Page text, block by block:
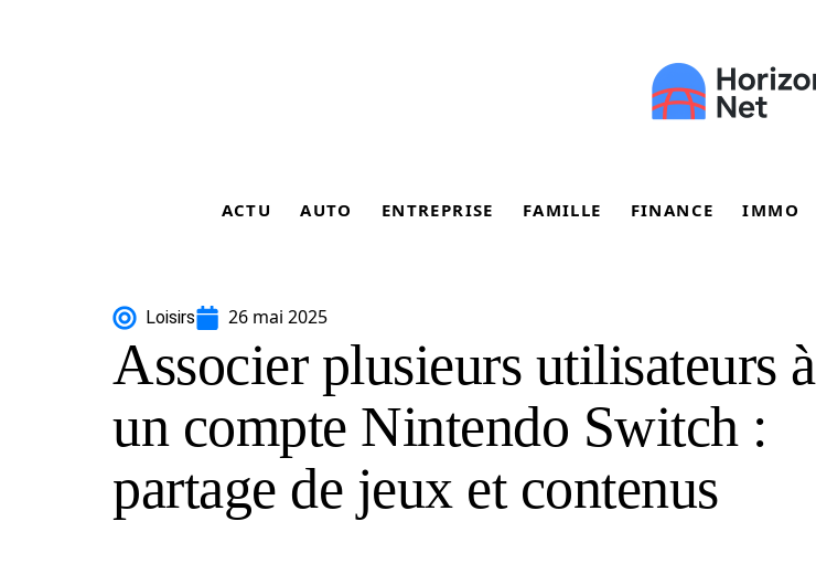
ACTU AUTO ENTREPRISE FAMILLE FINANCE IMMO
Loisirs 26 mai 2025
Associer plusieurs utilisateurs à
un compte Nintendo Switch :
partage de jeux et contenus